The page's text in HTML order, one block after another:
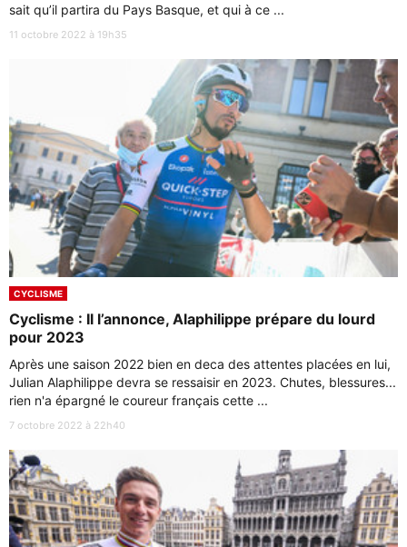
sait qu’il partira du Pays Basque, et qui à ce ...
11 octobre 2022 à 19h35
CYCLISME
Cyclisme : Il l’annonce, Alaphilippe prépare du lourd
pour 2023
Après une saison 2022 bien en deca des attentes placées en lui,
Julian Alaphilippe devra se ressaisir en 2023. Chutes, blessures...
rien n'a épargné le coureur français cette ...
7 octobre 2022 à 22h40